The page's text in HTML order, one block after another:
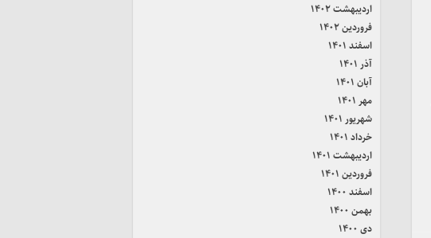
اردیبهشت ۱۴۰۲
فروردین ۱۴۰۲
اسفند ۱۴۰۱
آذر ۱۴۰۱
آبان ۱۴۰۱
مهر ۱۴۰۱
شهریور ۱۴۰۱
خرداد ۱۴۰۱
اردیبهشت ۱۴۰۱
فروردین ۱۴۰۱
اسفند ۱۴۰۰
بهمن ۱۴۰۰
دی ۱۴۰۰